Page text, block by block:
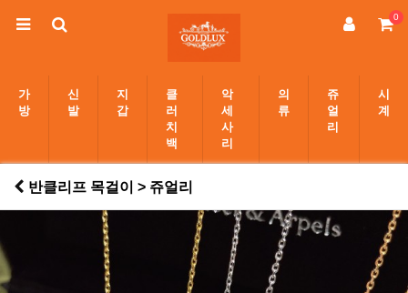
0
가
방
신
발
지
갑
클
러
치
백
악
세
사
리
의
류
쥬
얼
리
시
계
반클리프 목걸이 > 쥬얼리